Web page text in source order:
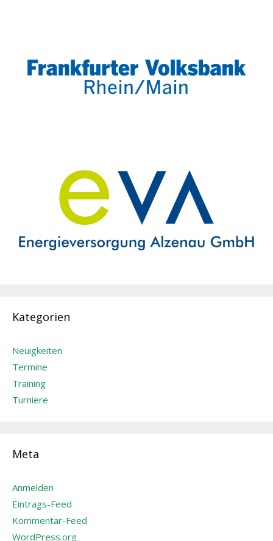
Kategorien
Neuigkeiten
Termine
Training
Turniere
Meta
Anmelden
Eintrags-Feed
Kommentar-Feed
WordPress.org